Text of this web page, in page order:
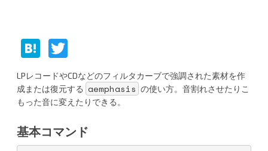
H
at
e
n
a
w
itt
er
LPレコードやCDなどのフィルタカーブで強調された素材を作
成または復元する aemphasis の使い方。音割れさせたりこ
もった音に変えたりできる。
基本コマンド